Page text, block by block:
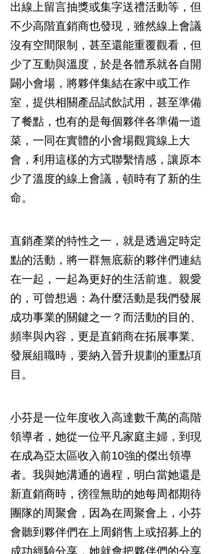
出線上留言抽獎或集字送禮活動等，但
不少高階直銷商也發現，雖然線上會議
沒有空間限制，甚至還能重覆觀看，但
少了互動與溫度，於是各體系就各自開
闢小會場，將夥伴集結在家中或工作
室，提供相關產品試飲試用，甚至準備
了餐點，也有的是每個夥伴各準備一道
菜，一同在實體的小會場觀賞線上大
會，利用這樣的方式聯繫情感，讓原本
少了溫度的線上會議，頓時有了新的生
命。
直銷產業的特性之一，就是透過定時定
點的活動，將一群無底薪的夥伴們連結
在一起，一起為更好的生活前進。親愛
的，可曾想過：為什麼活動是我們發展
成功事業的關鍵之一？而活動的目的、
頻率與內容，更是直銷商在拓展事業、
發展組職時，要納入晉升規劃的重點項
目。
小芬是一位年度收入高達數千萬的高階
領導者，她從一位平凡家庭主婦，到現
在成為亞太區收入前10強的傑出領導
者。我與她溝通的過程，明白當她還是
新直銷商時，徬徨無助的她每周都期待
團隊的周聚會，因為在周聚會上，小芬
會聽到夥伴們在上周銷售上或招募上的
成功經驗分享，她就會把夥伴們的分享